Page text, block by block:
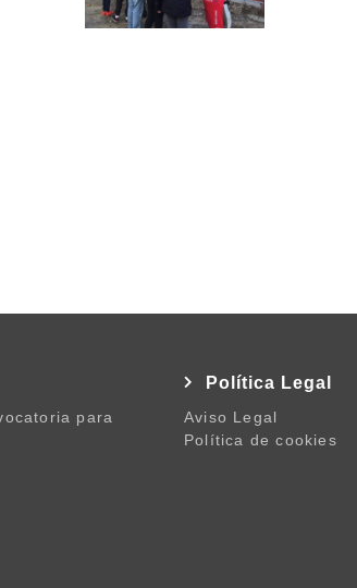
para
Política Legal
Aviso Legal
Política de cookies